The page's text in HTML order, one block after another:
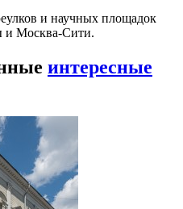
и научных площадок
и Москва-Сити.
интересные